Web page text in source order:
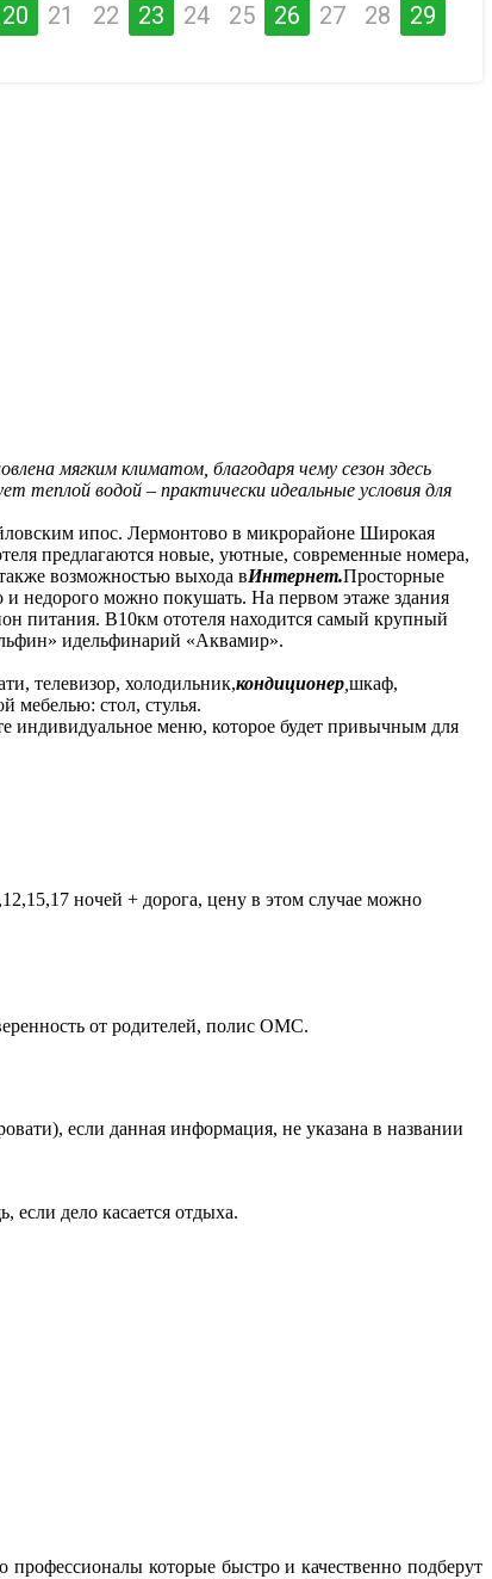
20 21 22 23 24 25 26 27 28
29
мягким климатом, благодаря чему сезон здесь
теплой водой – практически идеальные условия для
ипос. Лермонтово в микрорайоне Широкая
предлагаются новые, уютные, современные номера,
возможностью выхода вИнтернет.Просторные
и недорого можно покушать. На первом этаже здания
питания. В10км ототеля находится самый крупный
идельфинарий «Аквамир».
телевизор, холодильник,кондиционер шкаф,
мебелью: стол, стулья.
индивидуальное меню, которое будет привычным для
ночей + дорога, цену в этом случае можно
от родителей, полис ОМС.
если данная информация, не указана в названии
дело касается отдыха.
профессионалы которые быстро и качественно подберут